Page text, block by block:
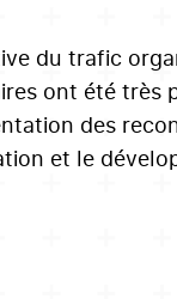
du trafic
ont été très
des
et le